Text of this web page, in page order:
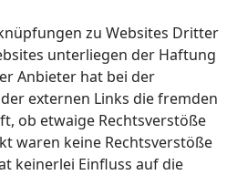
zu Websites Dritter
unterliegen der Haftung
Anbieter hat bei der
externen Links die fremden
ob etwaige Rechtsverstöße
waren keine Rechtsverstöße
keinerlei Einfluss auf die